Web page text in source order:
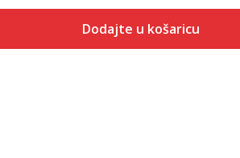
Dodajte u košaricu